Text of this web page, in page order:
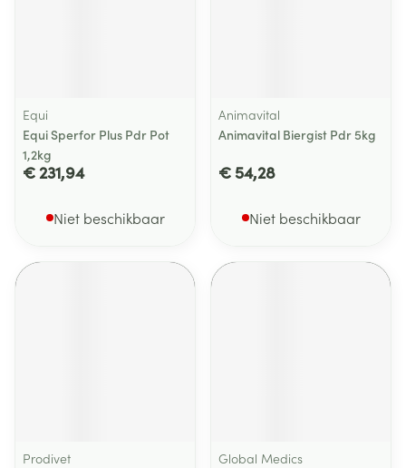
Equi
Equi Sperfor Plus Pdr Pot
1,2kg
€ 231,94
Niet beschikbaar
Animavital
Animavital Biergist Pdr 5kg
€ 54,28
Niet beschikbaar
Prodivet
Global Medics